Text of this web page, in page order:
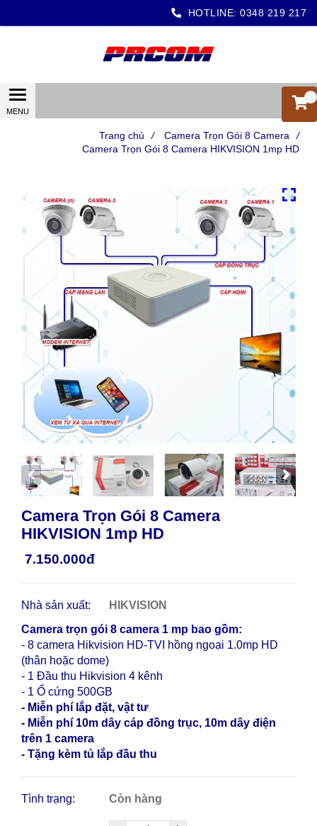
HOTLINE: 0348 219 217
Trang chủ / Camera Trọn Gói 8 Camera
/
Camera Trọn Gói 8 Camera HIKVISION 1mp HD
Camera Trọn Gói 8 Camera
HIKVISION 1mp HD
7.150.000đ
Nhà sản xuất:
HIKVISION
Camera trọn gói 8 camera 1 mp bao gồm:
- 8 camera Hikvision HD-TVI hồng ngoại 1.0mp HD
(thân hoặc dome)
- 1 Đầu thu Hikvision 4 kênh
- 1 Ổ cứng 500GB
- Miễn phí lắp đặt, vật tư
- Miễn phí 10m dây cáp đồng trục, 10m dây điện
trên 1 camera
- Tặng kèm tủ lắp đầu thu
Tình trạng: Còn hàng